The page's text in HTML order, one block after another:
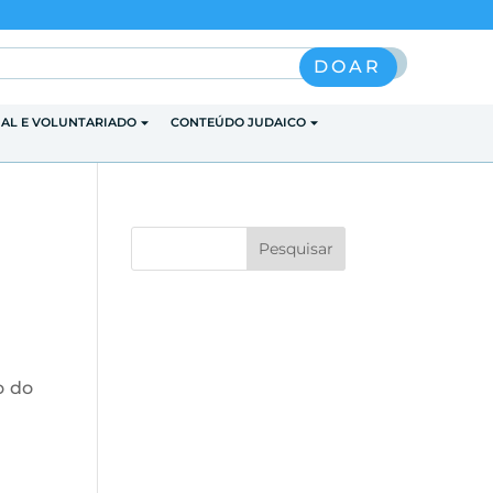
Pesquisar
DOAR
E VOLUNTARIADO CONTEÚDO JUDAICO
do